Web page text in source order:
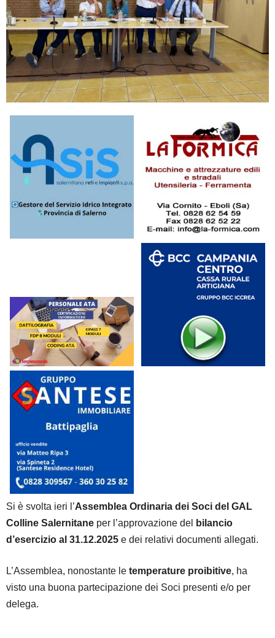
Si è svolta ieri l’Assemblea Ordinaria dei Soci del GAL
Colline Salernitane per l’approvazione del
bilancio
d’esercizio al 31.12.2025 e dei relativi documenti allegati.
L’Assemblea, nonostante le temperature proibitive, ha
visto una buona partecipazione dei Soci presenti e/o per
delega.